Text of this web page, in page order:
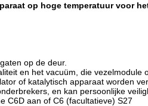
op hoge temperatuur voor
op de deur.
en het vacuüm, die vezelmodule
of katalytisch apparaat worden
en kan persoonlijke
C6D aan of C6 (facultatieve) S27